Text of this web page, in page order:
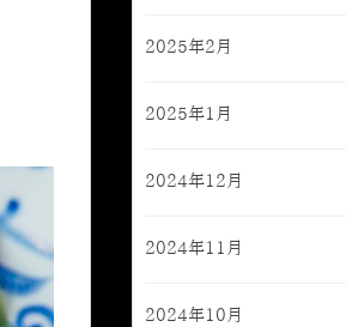
2025年2月
2025年1月
2024年12月
2024年11月
2024年10月